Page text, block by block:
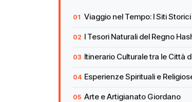
Viaggio nel Tempo: I Siti
I Tesori Naturali del Regno
Itinerario Culturale tra le Città
Esperienze Spirituali e
Arte e Artigianato Giordano